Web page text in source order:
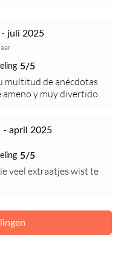
- juli 2025
5/5
multitud de anécdotas
ameno y muy divertido.
- april 2025
5/5
veel extraatjes wist te